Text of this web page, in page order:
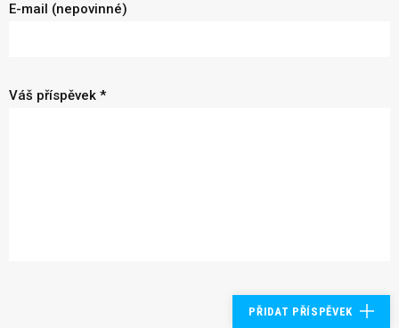
E-mail (nepovinné)
Váš příspěvek *
PŘIDAT PŘÍSPĚVEK